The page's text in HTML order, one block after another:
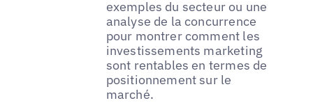
exemples du secteur ou une
analyse de la concurrence
pour montrer comment les
investissements marketing
sont rentables en termes de
positionnement sur le
marché.